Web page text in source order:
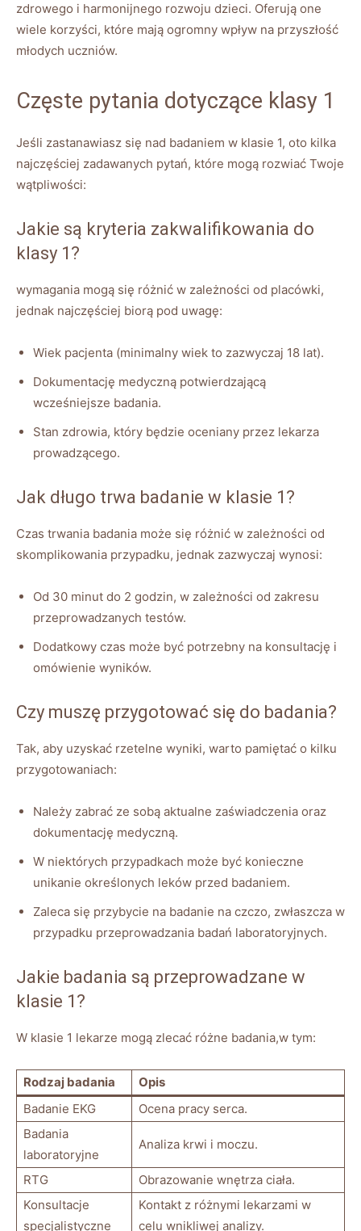
zdrowego i harmonijnego rozwoju dzieci. Oferują one
wiele korzyści, które mają ogromny wpływ na przyszłość
młodych uczniów.
Częste pytania dotyczące klasy 1
Jeśli zastanawiasz się nad badaniem w klasie 1, oto kilka
najczęściej zadawanych pytań, które mogą rozwiać Twoje
wątpliwości:
Jakie są kryteria zakwalifikowania do
klasy 1?
wymagania mogą się różnić w zależności od placówki,
jednak najczęściej biorą pod uwagę:
Wiek pacjenta (minimalny wiek to zazwyczaj 18 lat).
Dokumentację medyczną potwierdzającą
wcześniejsze badania.
Stan zdrowia, który będzie oceniany przez lekarza
prowadzącego.
Jak długo trwa badanie w klasie 1?
Czas trwania badania może się różnić w zależności od
skomplikowania przypadku, jednak zazwyczaj wynosi:
Od 30 minut do 2 godzin, w zależności od zakresu
przeprowadzanych testów.
Dodatkowy czas może być potrzebny na konsultację i
omówienie wyników.
Czy muszę przygotować się do badania?
Tak, aby uzyskać rzetelne wyniki, warto pamiętać o kilku
przygotowaniach:
Należy zabrać ze sobą aktualne zaświadczenia oraz
dokumentację medyczną.
W niektórych przypadkach może być konieczne
unikanie określonych leków przed badaniem.
Zaleca się przybycie na badanie na czczo, zwłaszcza w
przypadku przeprowadzania badań laboratoryjnych.
Jakie badania są przeprowadzane w
klasie 1?
W klasie 1 lekarze mogą zlecać różne badania,w tym:
Rodzaj badania
Opis
Badanie EKG
Ocena pracy serca.
Badania
laboratoryjne
Analiza krwi i moczu.
RTG
Obrazowanie wnętrza ciała.
Konsultacje
specjalistyczne
Kontakt z różnymi lekarzami w
celu wnikliwej analizy.